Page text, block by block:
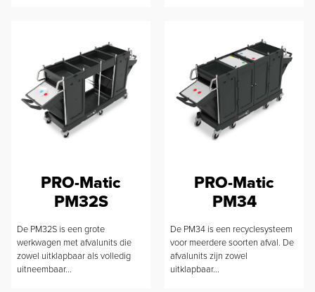
PRO-Matic
PM32S
De PM32S is een grote
werkwagen met afvalunits die
zowel uitklapbaar als volledig
uitneembaar...
PRO-Matic
PM34
De PM34 is een recyclesysteem
voor meerdere soorten afval. De
afvalunits zijn zowel
uitklapbaar...